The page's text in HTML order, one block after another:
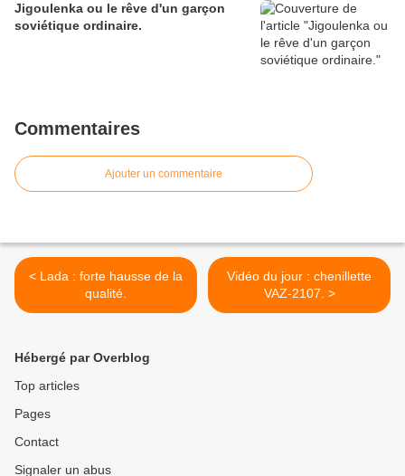
Jigoulenka ou le rêve d'un garçon
soviétique ordinaire.
Commentaires
Ajouter un commentaire
< Lada : forte hausse de la
qualité.
Vidéo du jour : chenillette
VAZ-2107. >
Hébergé par Overblog
Top articles
Pages
Contact
Signaler un abus